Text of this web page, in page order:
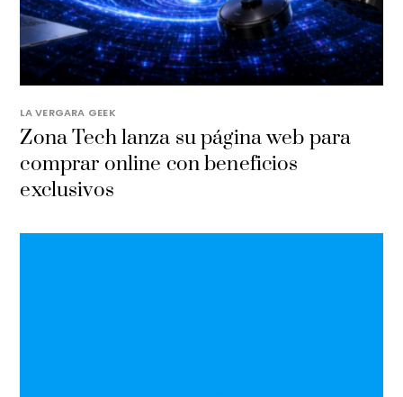
LA VERGARA GEEK
​Zona Tech lanza su página web para
comprar online con beneficios
exclusivos